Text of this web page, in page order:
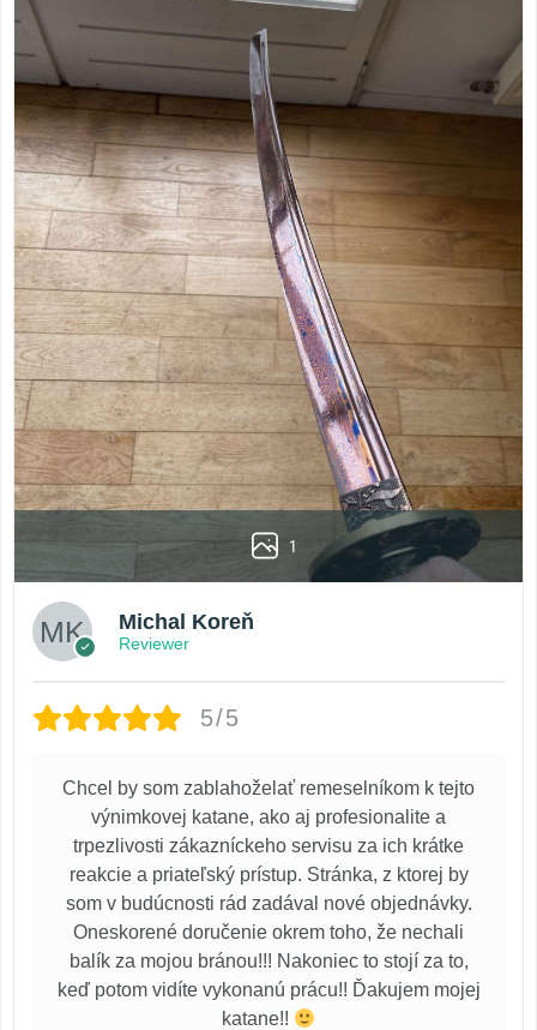
1
Michal Koreň
Reviewer
5/5
Chcel by som zablahoželať remeselníkom k tejto
výnimkovej katane, ako aj profesionalite a
trpezlivosti zákazníckeho servisu za ich krátke
reakcie a priateľský prístup. Stránka, z ktorej by
som v budúcnosti rád zadával nové objednávky.
Oneskorené doručenie okrem toho, že nechali
balík za mojou bránou!!! Nakoniec to stojí za to,
keď potom vidíte vykonanú prácu!! Ďakujem mojej
katane!!